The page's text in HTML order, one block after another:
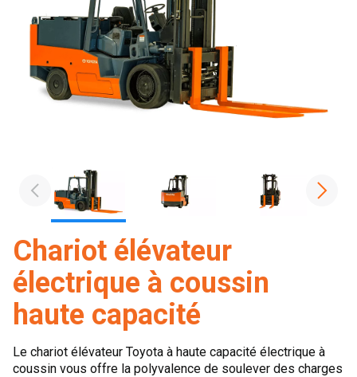
Chariot élévateur
électrique à coussin
haute capacité
Le chariot élévateur Toyota à haute capacité électrique à
coussin vous offre la polyvalence de soulever des charges